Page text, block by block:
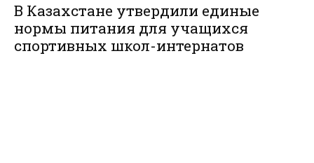
В Казахстане утвердили единые
нормы питания для учащихся
спортивных школ-интернатов